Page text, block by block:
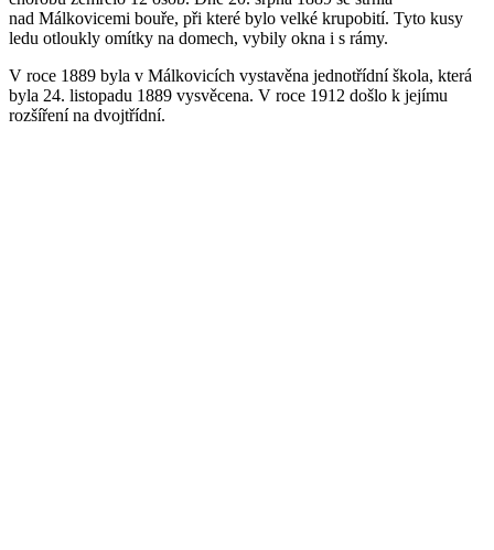
nad Málkovicemi bouře, při které bylo velké krupobití. Tyto kusy
ledu otloukly omítky na domech, vybily okna i s rámy.
V roce 1889 byla v Málkovicích vystavěna jednotřídní škola, která
byla 24. listopadu 1889 vysvěcena. V roce 1912 došlo k jejímu
rozšíření na dvojtřídní.